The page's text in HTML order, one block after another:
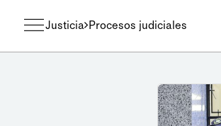
Justicia Procesos judiciales